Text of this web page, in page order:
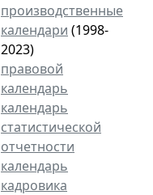
производственные
календари (1998-
2023)
правовой
календарь
календарь
статистической
отчетности
календарь
кадровика